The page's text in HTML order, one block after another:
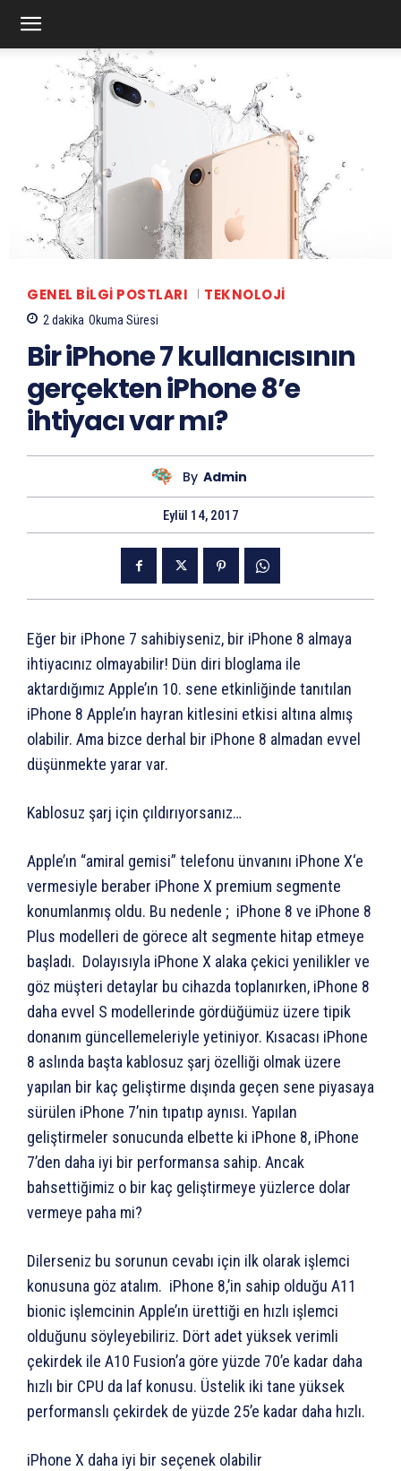
GENEL BILGI POSTLARI TEKNOLOJI
2dakika Okuma Süresi
Bir iPhone 7 kullanıcısının
gerçekten iPhone 8’e
ihtiyacı var mı?
By Admin
Eylül 14, 2017
Eğer bir iPhone 7 sahibiyseniz, bir iPhone 8 almaya
ihtiyacınız olmayabilir! Dün diri bloglama ile
aktardığımız Apple’ın 10. sene etkinliğinde tanıtılan
iPhone 8 Apple’ın hayran kitlesini etkisi altına almış
olabilir. Ama bizce derhal bir iPhone 8 almadan evvel
düşünmekte yarar var.
Kablosuz şarj için çıldırıyorsanız…
Apple’ın “amiral gemisi” telefonu ünvanını iPhone X‘e
vermesiyle beraber iPhone X premium segmente
konumlanmış oldu. Bu nedenle ; iPhone 8 ve iPhone 8
Plus modelleri de görece alt segmente hitap etmeye
başladı. Dolayısıyla iPhone X alaka çekici yenilikler ve
göz müşteri detaylar bu cihazda toplanırken, iPhone 8
daha evvel S modellerinde gördüğümüz üzere tipik
donanım güncellemeleriyle yetiniyor. Kısacası iPhone
8 aslında başta kablosuz şarj özelliği olmak üzere
yapılan bir kaç geliştirme dışında geçen sene piyasaya
sürülen iPhone 7’nin tıpatıp aynısı. Yapılan
geliştirmeler sonucunda elbette ki iPhone 8, iPhone
7’den daha iyi bir performansa sahip. Ancak
bahsettiğimiz o bir kaç geliştirmeye yüzlerce dolar
vermeye paha mi?
Dilerseniz bu sorunun cevabı için ilk olarak işlemci
konusuna göz atalım. iPhone 8,’in sahip olduğu A11
bionic işlemcinin Apple’ın ürettiği en hızlı işlemci
olduğunu söyleyebiliriz. Dört adet yüksek verimli
çekirdek ile A10 Fusion’a göre yüzde 70’e kadar daha
hızlı bir CPU da laf konusu. Üstelik iki tane yüksek
performanslı çekirdek de yüzde 25’e kadar daha hızlı.
iPhone X daha iyi bir seçenek olabilir